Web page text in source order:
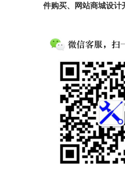
件购买、网站商城设计